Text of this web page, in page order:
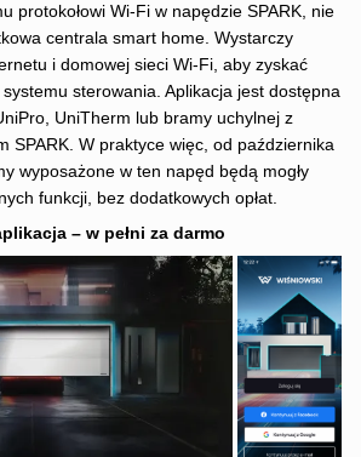
protokołowi Wi-Fi w napędzie SPARK, nie
centrala smart home. Wystarczy
i domowej sieci Wi-Fi, aby zyskać
systemu sterowania. Aplikacja jest dostępna
UniTherm lub bramy uchylnej z
SPARK. W praktyce więc, od października
wyposażone w ten napęd będą mogły
funkcji, bez dodatkowych opłat.
– w pełni za darmo